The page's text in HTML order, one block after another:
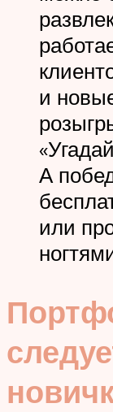
и
А
или